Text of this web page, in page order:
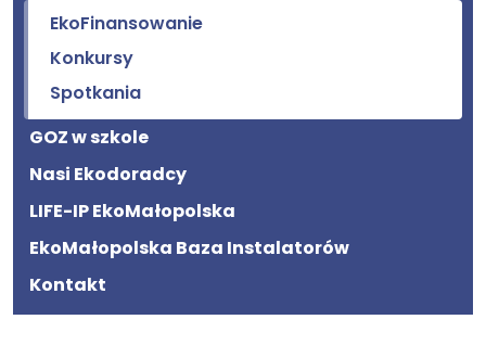
EkoFinansowanie
Konkursy
Spotkania
GOZ w szkole
Nasi Ekodoradcy
LIFE-IP EkoMałopolska
EkoMałopolska Baza Instalatorów
Kontakt